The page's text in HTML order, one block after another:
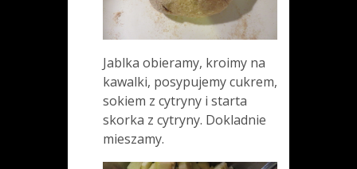
Jablka obieramy, kroimy na
kawalki, posypujemy cukrem,
sokiem z cytryny i starta
skorka z cytryny. Dokladnie
mieszamy.